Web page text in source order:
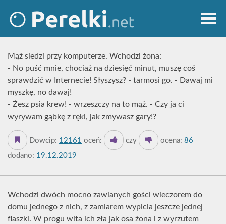
Mąż siedzi przy komputerze. Wchodzi żona:
- No puść mnie, chociaż na dziesięć minut, muszę coś
sprawdzić w Internecie! Słyszysz? - tarmosi go. - Dawaj mi
myszkę, no dawaj!
- Żesz psia krew! - wrzeszczy na to mąż. - Czy ja ci
wyrywam gąbkę z ręki, jak zmywasz gary!?
Dowcip: 12161 oceń: czy ocena: 86
dodano: 19.12.2019
Wchodzi dwóch mocno zawianych gości wieczorem do
domu jednego z nich, z zamiarem wypicia jeszcze jednej
flaszki. W progu wita ich zła jak osa żona i z wyrzutem